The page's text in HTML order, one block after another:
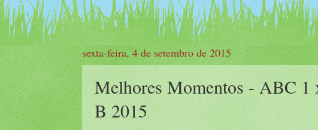
sexta-feira, 4 de setembro de 2015
Melhores Momentos - ABC 1
B 2015